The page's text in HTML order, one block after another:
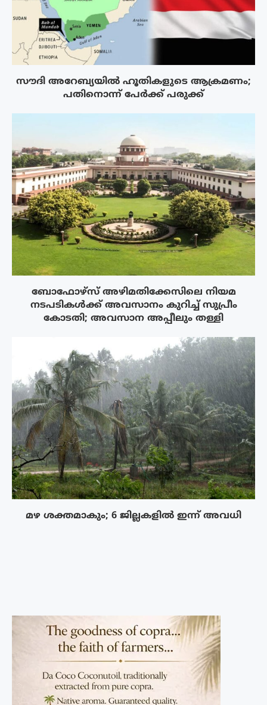
സൗദി അറേബ്യയിൽ ഹൂതികളുടെ ആക്രമണം;
പതിനൊന്ന് പേർക്ക് പരുക്ക്
ബോഫോഴ്‌സ് അഴിമതിക്കേസിലെ നിയമ
നടപടികൾക്ക് അവസാനം കുറിച്ച് സുപ്രീം
കോടതി; അവസാന അപ്പീലും തള്ളി
മഴ ശക്തമാകും; 6 ജില്ലകളിൽ ഇന്ന് അവധി